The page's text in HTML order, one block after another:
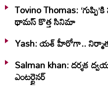
Tovino Thomas:
థామస్‌ కొత్త సినిమా
Yash: యశ్ హీరోగా..
Salman khan: దర్శక
ఎంటర్టైనర్